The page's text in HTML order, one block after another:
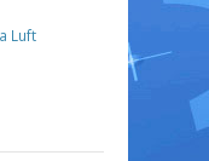
Luft